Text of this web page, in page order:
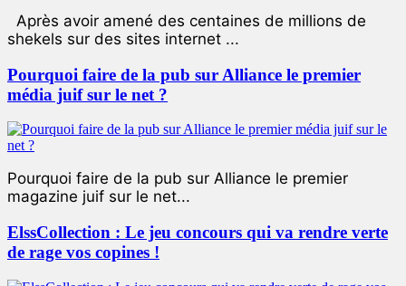
Après avoir amené des centaines de millions de
shekels sur des sites internet ...
Pourquoi faire de la pub sur Alliance le premier
média juif sur le net ?
Pourquoi faire de la pub sur Alliance le premier
magazine juif sur le net...
ElssCollection : Le jeu concours qui va rendre verte
de rage vos copines !